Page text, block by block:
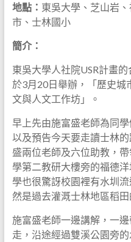
地點： 東吳大學、芝山岩
市、士林國小
簡介：
東吳大學人社院USR計畫
於3月20日舉辦，「歷史城
文與人文工作坊」。
早上先由施富盛老師為同
以及預告今天要走讀士林
盛兩位老師及六位助教，
學第二教研大樓旁的福德
學也很驚訝校園裡有水圳
然是過去灌溉士林地區稻田
施富盛老師一邊講解，一
走，沿途經過雙溪公園旁